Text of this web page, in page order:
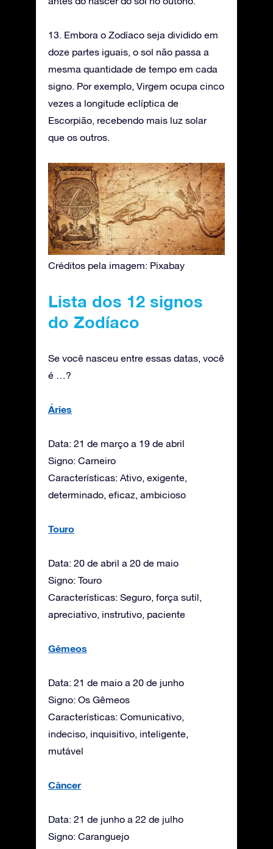
13. Embora o Zodíaco seja dividido em
doze partes iguais, o sol não passa a
mesma quantidade de tempo em cada
signo. Por exemplo, Virgem ocupa cinco
vezes a longitude eclíptica de
Escorpião, recebendo mais luz solar
que os outros.
Créditos pela imagem: Pixabay
Lista dos 12 signos
do Zodíaco
Se você nasceu entre essas datas, você
é …?
Áries
Data: 21 de março a 19 de abril
Signo: Carneiro
Características: Ativo, exigente,
determinado, eficaz, ambicioso
Touro
Data: 20 de abril a 20 de maio
Signo: Touro
Características: Seguro, força sutil,
apreciativo, instrutivo, paciente
Gêmeos
Data: 21 de maio a 20 de junho
Signo: Os Gêmeos
Características: Comunicativo,
indeciso, inquisitivo, inteligente,
mutável
Câncer
Data: 21 de junho a 22 de julho
Signo: Caranguejo